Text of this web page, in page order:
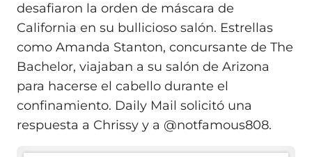
desafiaron la orden de máscara de
California en su bullicioso salón. Estrellas
como Amanda Stanton, concursante de The
Bachelor, viajaban a su salón de Arizona
para hacerse el cabello durante el
confinamiento. Daily Mail solicitó una
respuesta a Chrissy y a @notfamous808.